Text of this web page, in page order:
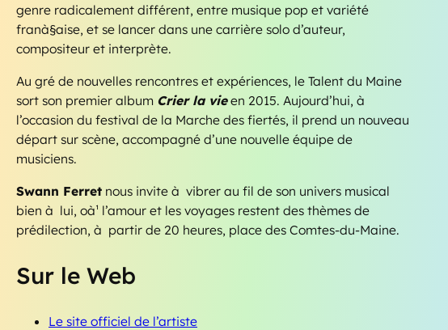
genre radicalement différent, entre musique pop et variété
franà§aise, et se lancer dans une carrière solo d’auteur,
compositeur et interprète.
Au gré de nouvelles rencontres et expériences, le Talent du Maine
sort son premier album Crier la vieen 2015. Aujourd’hui, à
l’occasion du festival de la Marche des fiertés, il prend un nouveau
départ sur scène, accompagné d’une nouvelle équipe de
musiciens.
Swann Ferret nous invite à vibrer au fil de son univers musical
bien à lui, oà¹ l’amour et les voyages restent des thèmes de
prédilection, à partir de 20 heures, place des Comtes-du-Maine.
Sur le Web
Le site officiel de l’artiste